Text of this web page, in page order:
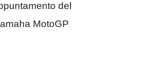
del
MotoGP